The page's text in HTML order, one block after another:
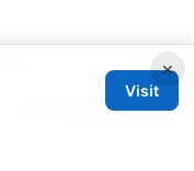
安全快速连接海外
×
Visit